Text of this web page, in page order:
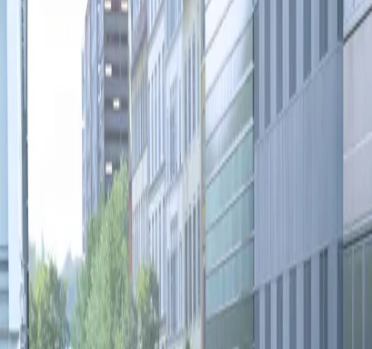
Markierung und